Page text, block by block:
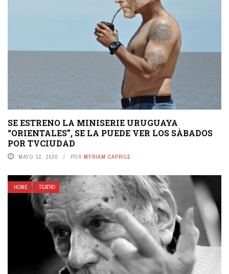
SE ESTRENO LA MINISERIE URUGUAYA
“ORIENTALES”, SE LA PUEDE VER LOS SÀBADOS
POR TVCIUDAD
MAYO 12, 2020 POR MYRIAM CAPRILE
HOME TEATRO